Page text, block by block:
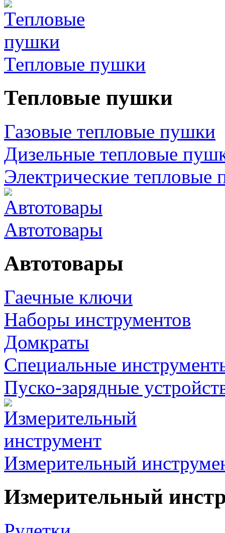
Тепловые пушки
Тепловые пушки
Газовые тепловые пушки
Дизельные тепловые
Электрические тепловые
Автотовары
Автотовары
Гаечные ключи
Наборы инструментов
Домкраты
Специальные
Пуско-зарядные
Измерительный
Измерительный